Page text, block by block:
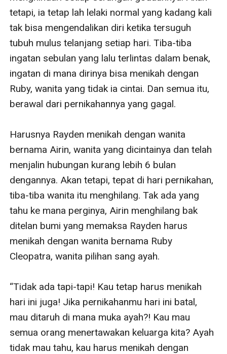
tetapi, ia tetap lah lelaki normal yang kadang kali
tak bisa mengendalikan diri ketika tersuguh
tubuh mulus telanjang setiap hari. Tiba-tiba
ingatan sebulan yang lalu terlintas dalam benak,
ingatan di mana dirinya bisa menikah dengan
Ruby, wanita yang tidak ia cintai. Dan semua itu,
berawal dari pernikahannya yang gagal.
Harusnya Rayden menikah dengan wanita
bernama Airin, wanita yang dicintainya dan telah
menjalin hubungan kurang lebih 6 bulan
dengannya. Akan tetapi, tepat di hari pernikahan,
tiba-tiba wanita itu menghilang. Tak ada yang
tahu ke mana perginya, Airin menghilang bak
ditelan bumi yang memaksa Rayden harus
menikah dengan wanita bernama Ruby
Cleopatra, wanita pilihan sang ayah.
“Tidak ada tapi-tapi! Kau tetap harus menikah
hari ini juga! Jika pernikahanmu hari ini batal,
mau ditaruh di mana muka ayah?! Kau mau
semua orang menertawakan keluarga kita? Ayah
tidak mau tahu, kau harus menikah dengan